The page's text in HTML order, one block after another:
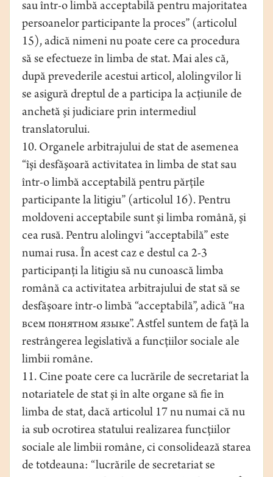
sau într-o limbă acceptabilă pentru majoritatea
persoanelor participante la proces” (articolul
15), adică nimeni nu poate cere ca procedura
să se efectueze în limba de stat. Mai ales că,
după prevederile acestui articol, alolingvilor li
se asigură dreptul de a participa la acţiunile de
anchetă şi judiciare prin intermediul
translatorului.
10. Organele arbitrajului de stat de asemenea
“îşi desfăşoară activitatea în limba de stat sau
într-o limbă acceptabilă pentru părţile
participante la litigiu” (articolul 16). Pentru
moldoveni acceptabile sunt şi limba română, şi
cea rusă. Pentru alolingvi “acceptabilă” este
numai rusa. În acest caz e destul ca 2-3
participanţi la litigiu să nu cunoască limba
română ca activitatea arbitrajului de stat să se
desfăşoare într-o limbă “acceptabilă”, adică “на
всем понятном языке”. Astfel suntem de faţă la
restrângerea legislativă a funcţiilor sociale ale
limbii române.
11. Cine poate cere ca lucrările de secretariat la
notariatele de stat şi în alte organe să fie în
limba de stat, dacă articolul 17 nu numai că nu
ia sub ocrotirea statului realizarea funcţiilor
sociale ale limbii române, ci consolidează starea
de totdeauna: “lucrările de secretariat se